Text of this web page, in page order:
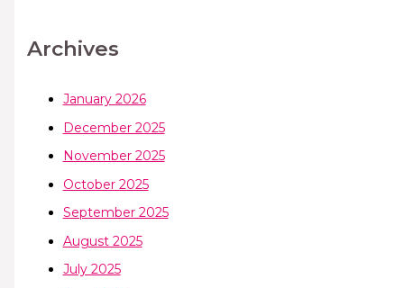
Archives
January 2026
December 2025
November 2025
October 2025
September 2025
August 2025
July 2025